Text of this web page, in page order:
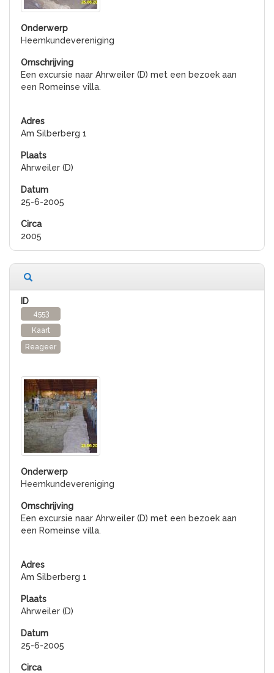
Heemkundevereniging
Een excursie naar Ahrweiler (D) met een bezoek aan
een Romeinse villa.
Am Silberberg 1
Ahrweiler (D)
25-6-2005
2005
4553
Kaart
Reageer
Heemkundevereniging
Een excursie naar Ahrweiler (D) met een bezoek aan
een Romeinse villa.
Am Silberberg 1
Ahrweiler (D)
25-6-2005